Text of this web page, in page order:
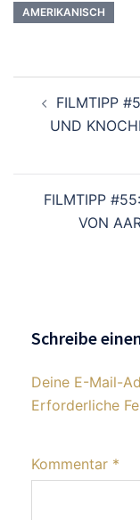
AMERIKANISCH
FILMTIPP
UND
FILMTIPP
VON
Schreibe
Deine E-Mail-
Erforderliche
Kommentar *